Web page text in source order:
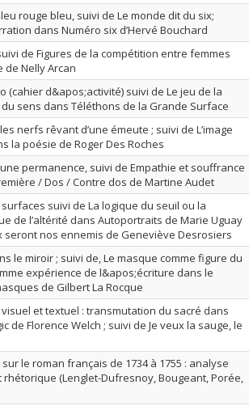
rouge bleu, suivi de Le monde dit du six;
dans Numéro six d’Hervé Bouchard
de Figures de la compétition entre femmes
de Nelly Arcan
(cahier d&apos;activité) suivi de Le jeu de la
sens dans Téléthons de la Grande Surface
nerfs rêvant d’une émeute ; suivi de L’image
la poésie de Roger Des Roches
permanence, suivi de Empathie et souffrance
/ Dos / Contre dos de Martine Audet
suivi de La logique du seuil ou la
de l’altérité dans Autoportraits de Marie Uguay
seront nos ennemis de Geneviève Desrosiers
le miroir ; suivi de, Le masque comme figure du
expérience de l&apos;écriture dans le
de Gilbert La Rocque
et textuel : transmutation du sacré dans
de Florence Welch ; suivi de Je veux la sauge, le
le roman français de 1734 à 1755 : analyse
rhétorique (Lenglet-Dufresnoy, Bougeant, Porée,